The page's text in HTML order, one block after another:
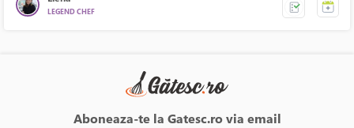
LEGEND CHEF
Aboneaza-te la Gatesc.ro via email